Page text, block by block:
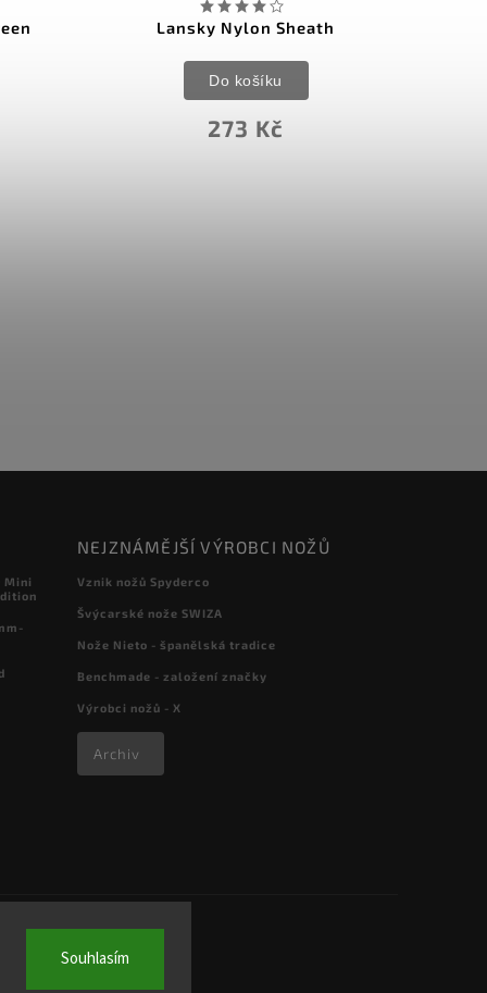
Souhlasím
Lansky Nylon Sheath
273 Kč
Do košíku
Mini
NEJZNÁMĚJŠÍ VÝROBCI NOŽŮ
Vznik nožů Spyderco
Švýcarské nože SWIZA
Nože Nieto - španělská tradice
Benchmade - založení značky
Výrobci nožů - X
Archiv